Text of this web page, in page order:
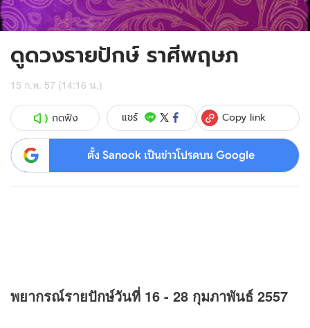
ดูดวงรายปักษ์ ราศีพฤษภ
15 ก.พ. 57 (14:16 น.)
กดฟัง แชร์ Copy link
ตั้ง Sanook เป็นข่าวโปรดบน Google
พยากรณ์รายปักษ์วันที่ 16 - 28 กุมภาพันธ์ 2557